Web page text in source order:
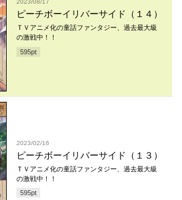
2023/08/17
ピーチボーイリバーサイド（１４）
ＴＶアニメ化の童話ファンタジー、過去最大級
の激戦中！！
595pt
2023/02/16
ピーチボーイリバーサイド（１３）
ＴＶアニメ化の童話ファンタジー、過去最大級
の激戦中！！
595pt